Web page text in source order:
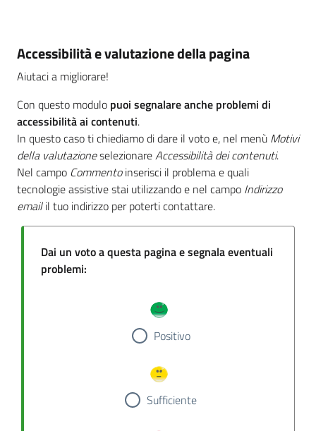
Accessibilità e valutazione della pagina
Aiutaci a migliorare!
Con questo modulo puoi segnalare anche problemi di
accessibilità ai contenuti.
In questo caso ti chiediamo di dare il voto e, nel menù Motivi
della valutazioneselezionareAccessibilità dei contenuti.
Nel campo Commentoinserisci il problema e quali
tecnologie assistive stai utilizzando e nel campo Indirizzo
emailil tuo indirizzo per poterti contattare.
Dai un voto a questa pagina e segnala eventuali
problemi:
Positivo
Sufficiente